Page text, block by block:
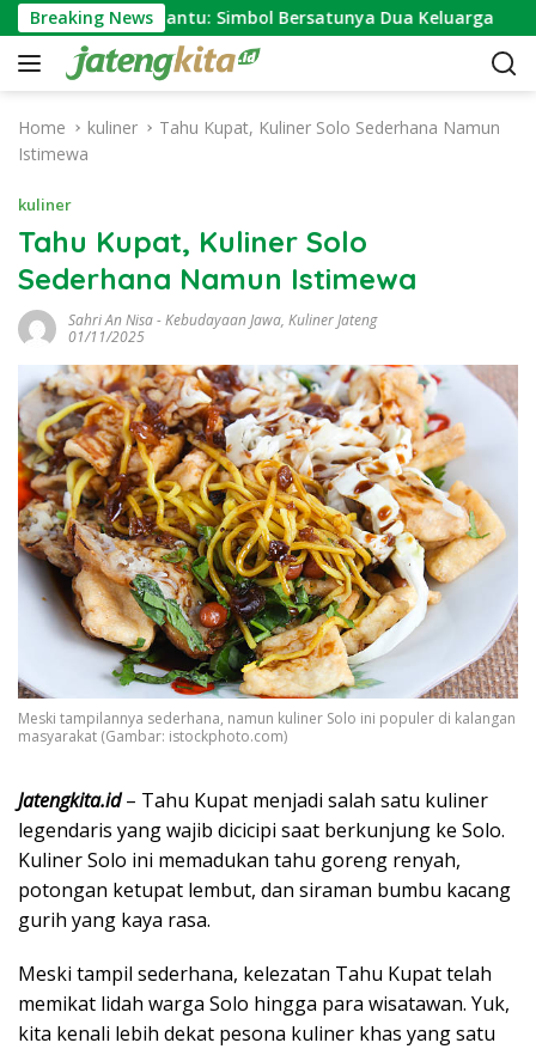
k
Breaking News
Ngundhuh Mantu: Simbol Bersatunya Dua Keluarga
Home kuliner
Tahu Kupat, Kuliner Solo Sederhana Namun
Istimewa
kuliner
Tahu Kupat, Kuliner Solo
Sederhana Namun Istimewa
Sahri An Nisa-Kebudayaan Jawa, Kuliner Jateng
01/11/2025
Meski tampilannya sederhana, namun kuliner Solo ini populer di kalangan
masyarakat (Gambar: istockphoto.com)
Jatengkita.id– Tahu Kupat menjadi salah satu kuliner
legendaris yang wajib dicicipi saat berkunjung ke Solo.
Kuliner Solo ini memadukan tahu goreng renyah,
potongan ketupat lembut, dan siraman bumbu kacang
gurih yang kaya rasa.
Meski tampil sederhana, kelezatan Tahu Kupat telah
memikat lidah warga Solo hingga para wisatawan. Yuk,
kita kenali lebih dekat pesona kuliner khas yang satu